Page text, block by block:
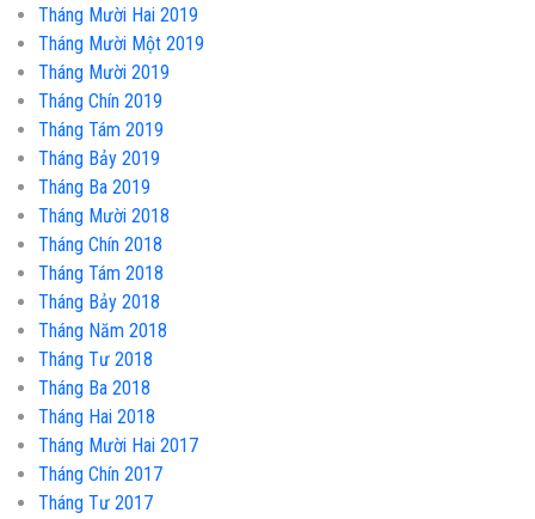
Tháng Mười Hai 2019
Tháng Mười Một 2019
Tháng Mười 2019
Tháng Chín 2019
Tháng Tám 2019
Tháng Bảy 2019
Tháng Ba 2019
Tháng Mười 2018
Tháng Chín 2018
Tháng Tám 2018
Tháng Bảy 2018
Tháng Năm 2018
Tháng Tư 2018
Tháng Ba 2018
Tháng Hai 2018
Tháng Mười Hai 2017
Tháng Chín 2017
Tháng Tư 2017